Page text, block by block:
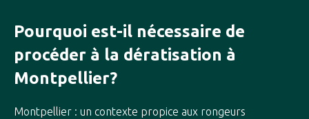
Pourquoi est-il nécessaire de
procéder à la dératisation à
Montpellier?
Montpellier : un contexte propice aux rongeurs